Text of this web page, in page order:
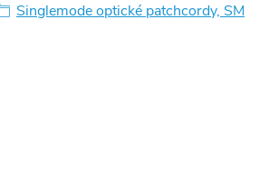
Singlemode optické patchcordy, SM